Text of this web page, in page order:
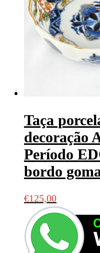
Taça
decoração
Período
bordo
€125,00